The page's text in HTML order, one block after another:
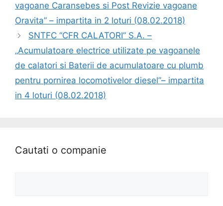
vagoane Caransebes si Post Revizie vagoane
Oravita” – impartita in 2 loturi (08.02.2018)
SNTFC “CFR CALATORI” S.A. –
„Acumulatoare electrice utilizate pe vagoanele
de calatori si Baterii de acumulatoare cu plumb
pentru pornirea locomotivelor diesel”– impartita
in 4 loturi (08.02.2018)
Cautati o companie